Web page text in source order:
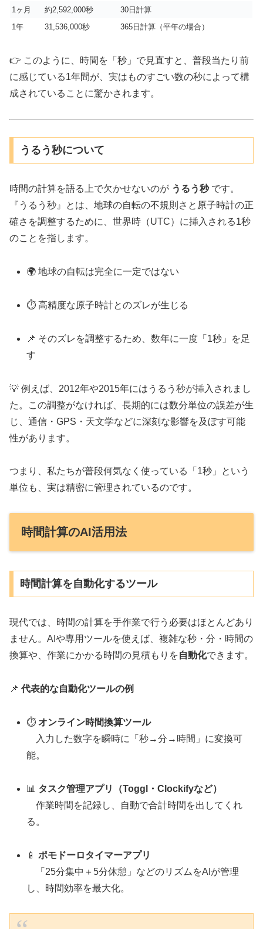
1ヶ月
約2,592,000秒
30日計算
1年
31,536,000秒 365日計算（平年の場合）
👉 このように、時間を「秒」で見直すと、普段当たり前
に感じている1年間が、実はものすごい数の秒によって構
成されていることに驚かされます。
うるう秒について
時間の計算を語る上で欠かせないのが うるう秒です。
『うるう秒』とは、地球の自転の不規則さと原子時計の正
確さを調整するために、世界時（UTC）に挿入される1秒
のことを指します。
🌍 地球の自転は完全に一定ではない
⏱️ 高精度な原子時計とのズレが生じる
📌 そのズレを調整するため、数年に一度「1秒」を足
す
💡 例えば、2012年や2015年にはうるう秒が挿入されまし
た。この調整がなければ、長期的には数分単位の誤差が生
じ、通信・GPS・天文学などに深刻な影響を及ぼす可能
性があります。
つまり、私たちが普段何気なく使っている「1秒」という
単位も、実は精密に管理されているのです。
時間計算のAI活用法
時間計算を自動化するツール
現代では、時間の計算を手作業で行う必要はほとんどあり
ません。AIや専用ツールを使えば、複雑な秒・分・時間の
換算や、作業にかかる時間の見積もりを自動化できます。
📌 代表的な自動化ツールの例
⏱️ オンライン時間換算ツール
入力した数字を瞬時に「秒→分→時間」に変換可
能。
📊 タスク管理アプリ（Toggl・Clockifyなど）
作業時間を記録し、自動で合計時間を出してくれ
る。
📱ポモドーロタイマーアプリ
「25分集中＋5分休憩」などのリズムをAIが管理
し、時間効率を最大化。